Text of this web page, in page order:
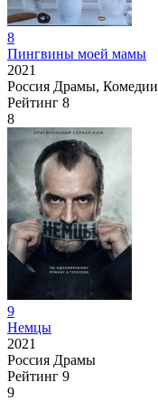
8
Пингвины моей мамы
2021
Россия Драмы, Комедии
Рейтинг 8
8
9
Немцы
2021
Россия Драмы
Рейтинг 9
9